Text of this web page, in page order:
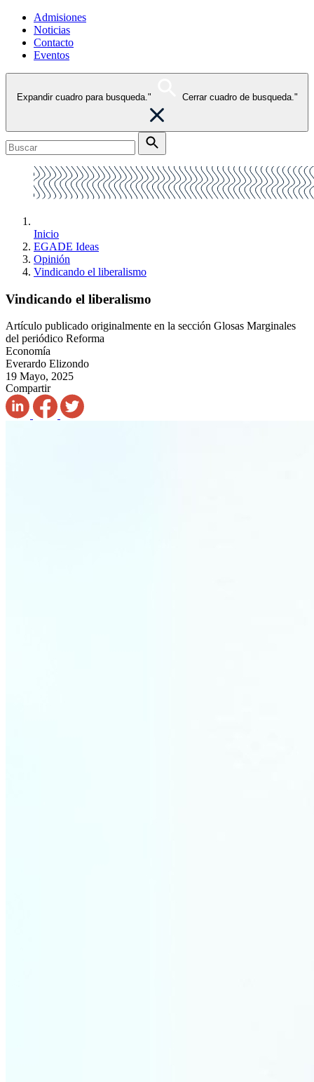
Admisiones
Noticias
Contacto
Eventos
Expandir cuadro para busqueda." Cerrar cuadro de busqueda."
Inicio
EGADE Ideas
Opinión
Vindicando el liberalismo
Vindicando el liberalismo
Artículo publicado originalmente en la sección Glosas Marginales
del periódico Reforma
Economía
Everardo Elizondo
19 Mayo, 2025
Compartir